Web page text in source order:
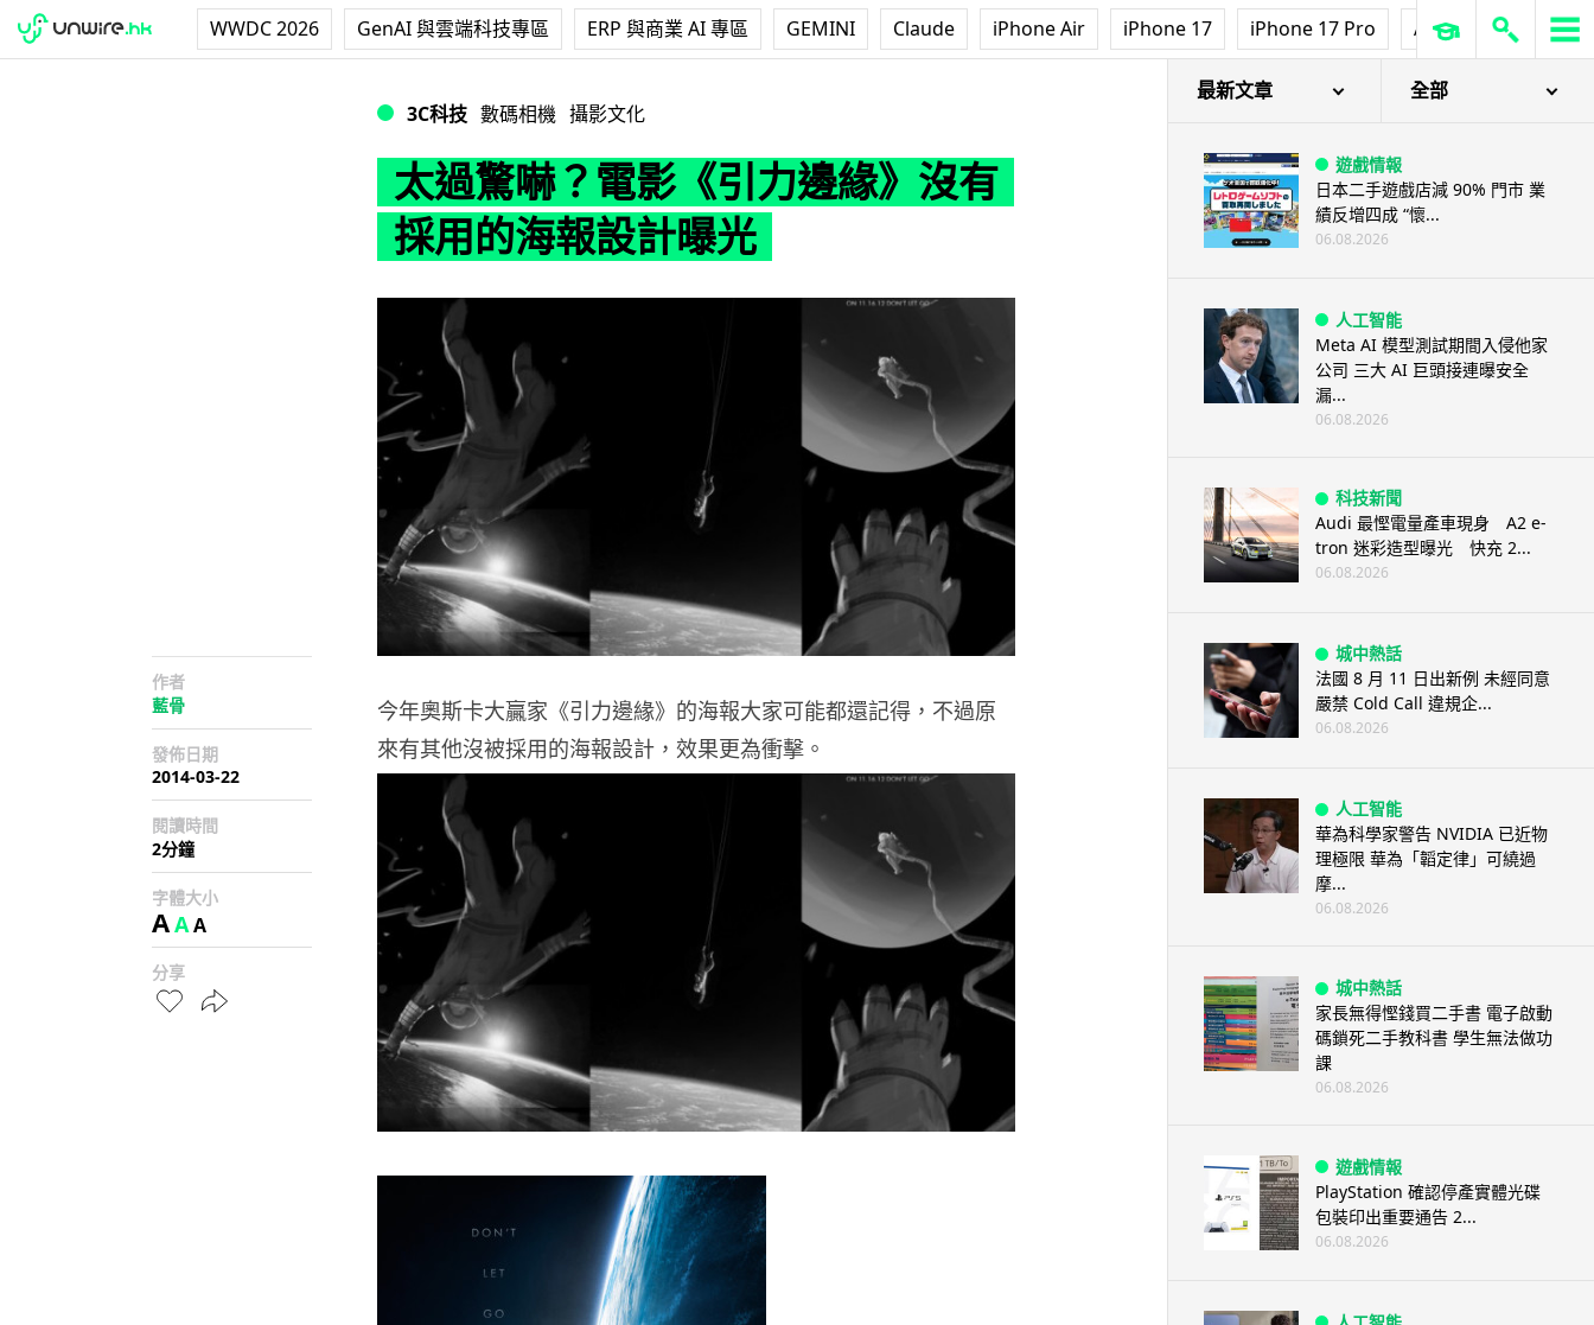
WWDC 2026 GenAI 與雲端科技專區 ERP 與商業 AI 專區 GEMINI Claude iPhone Air iPhone 17 iPhone 17 Pro AirPods Pro 3
3C科技 數碼相機 攝影文化
太過驚嚇？電影《引力邊緣》沒有
採用的海報設計曝光
作者
藍骨
發佈日期
2014-03-22
閱讀時間
2分鐘
字體大小
AAA
分享
今年奧斯卡大贏家《引力邊緣》的海報大家可能都還記得，不過原
來有其他沒被採用的海報設計，效果更為衝擊。
最新文章 全部
遊戲情報
日本二手遊戲店減 90% 門市 業
績反增四成 “懷...
06.08.2026
人工智能
Meta AI 模型測試期間入侵他家
公司 三大 AI 巨頭接連曝安全
漏...
06.08.2026
科技新聞
Audi 最慳電量產車現身 A2 e-
tron 迷彩造型曝光 快充 2...
06.08.2026
城中熱話
法國 8 月 11 日出新例 未經同意
嚴禁 Cold Call 違規企...
06.08.2026
人工智能
華為科學家警告 NVIDIA 已近物
理極限 華為「韜定律」可繞過
摩...
06.08.2026
城中熱話
家長無得慳錢買二手書 電子啟動
碼鎖死二手教科書 學生無法做功
課
06.08.2026
遊戲情報
PlayStation 確認停產實體光碟
包裝印出重要通告 2...
06.08.2026